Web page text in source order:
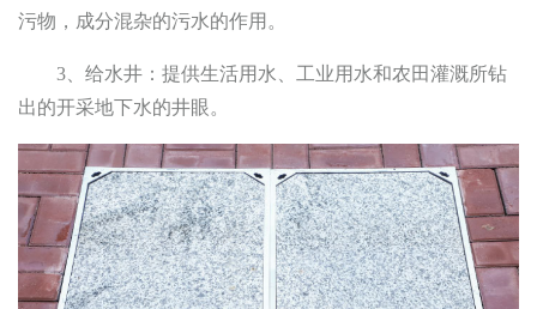
污物，成分混杂的污水的作用。
3、给水井：提供生活用水、工业用水和农田灌溉所钻
出的开采地下水的井眼。